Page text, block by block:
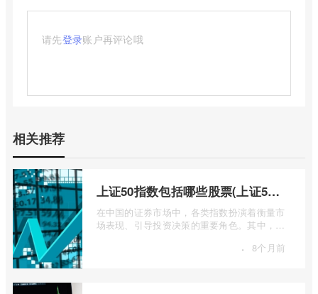
请先登录账户再评论哦
相关推荐
上证50指数包括哪些股票(上证50指数包含哪些股票)
在中国的证券市场中，各类指数扮演着衡量市
场表现、引导投资决策的重要角色。其中，上
· 8个月前